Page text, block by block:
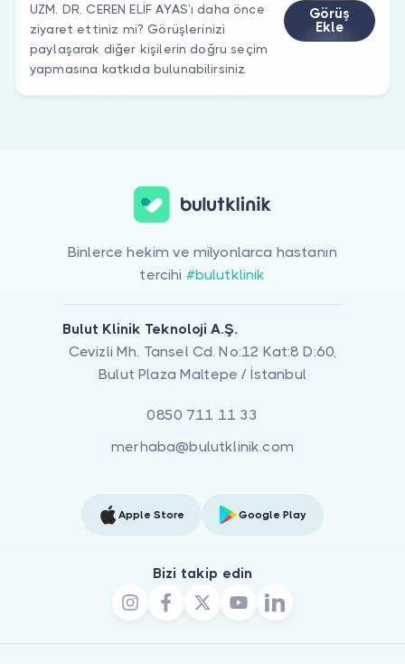
UZM. DR. CEREN ELİF AYAS’ı daha önce
ziyaret ettiniz mi? Görüşlerinizi
paylaşarak diğer kişilerin doğru seçim
yapmasına katkıda bulunabilirsiniz.
Görüş
Ekle
Binlerce hekim ve milyonlarca hastanın
tercihi #bulutklinik
Bulut Klinik Teknoloji A.Ş.
Cevizli Mh. Tansel Cd. No:12 Kat:8 D:60,
Bulut Plaza Maltepe / İstanbul
0850 711 11 33
merhaba@bulutklinik.com
Apple Store Google Play
Bizi takip edin